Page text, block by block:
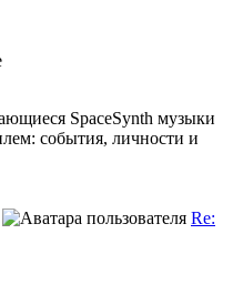
SpaceSynth музыки
события, личности и
Re: